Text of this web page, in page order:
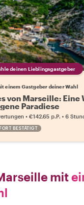
deinen Lieblingsgastgeber
einem Gastgeber deiner Wahl
von Marseille: Eine
Paradiese
• €142.65 p.P. • 6
BESTÄTIGT
mit